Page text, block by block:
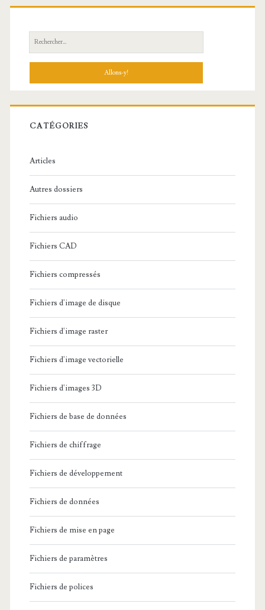
R
e
h
r
c
:
CATÉGORIES
Articles
Autres dossiers
Fichiers audio
Fichiers CAD
Fichiers compressés
Fichiers d'image de disque
Fichiers d'image raster
Fichiers d'image vectorielle
Fichiers d'images 3D
Fichiers de base de données
Fichiers de chiffrage
Fichiers de développement
Fichiers de données
Fichiers de mise en page
Fichiers de paramètres
Fichiers de polices